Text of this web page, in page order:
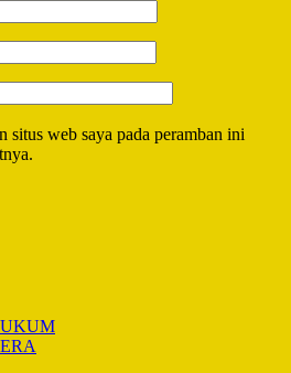
situs web saya pada peramban ini